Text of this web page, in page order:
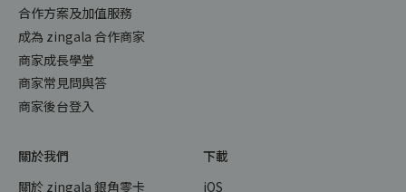
合作方案及加值服務
成為 zingala 合作商家
商家成長學堂
商家常見問與答
商家後台登入
關於我們
關於 zingala 銀角零卡
下載
iOS